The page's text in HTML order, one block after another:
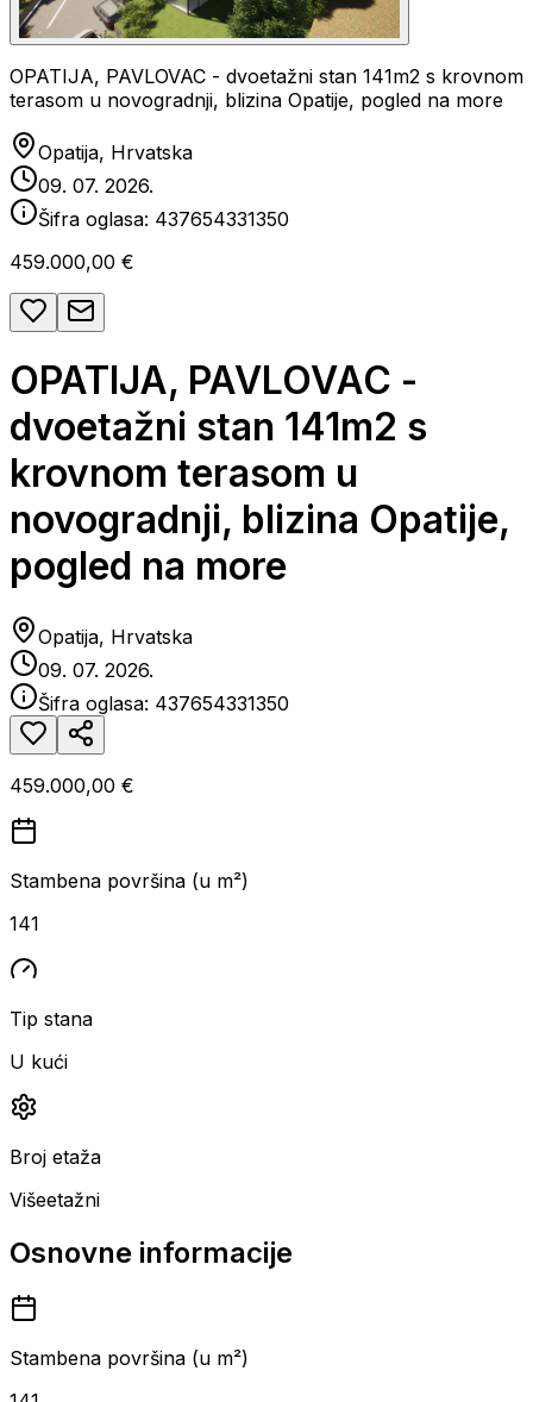
OPATIJA, PAVLOVAC - dvoetažni stan 141m2 s krovnom
terasom u novogradnji, blizina Opatije, pogled na more
Opatija, Hrvatska
09. 07. 2026.
Šifra oglasa: 437654331350
459.000,00 €
OPATIJA, PAVLOVAC -
dvoetažni stan 141m2 s
krovnom terasom u
novogradnji, blizina Opatije,
pogled na more
Opatija, Hrvatska
09. 07. 2026.
Šifra oglasa: 437654331350
459.000,00 €
Stambena površina (u m²)
141
Tip stana
U kući
Broj etaža
Višeetažni
Osnovne informacije
Stambena površina (u m²)